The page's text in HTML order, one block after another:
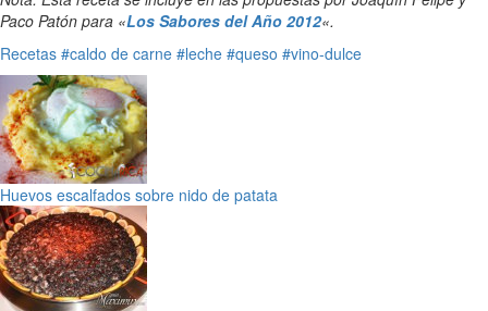
Paco Patón para «Los Sabores del Año 2012«.
Recetas #caldo de carne #leche #queso #vino-dulce
Huevos escalfados sobre nido de patata